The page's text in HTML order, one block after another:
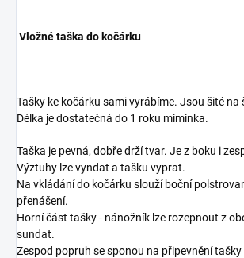
Vložné taška do kočárku
Tašky ke kočárku sami vyrábíme. Jsou šité na
Délka je dostatečná do 1 roku miminka.
Taška je pevná, dobře drží tvar. Je z boku i
Výztuhy lze vyndat a tašku vyprat.
Na vkládání do kočárku slouží boční
přenášení.
Horní část tašky - nánožník lze rozepnout z
sundat.
Zespod popruh se sponou na připevnění tašky